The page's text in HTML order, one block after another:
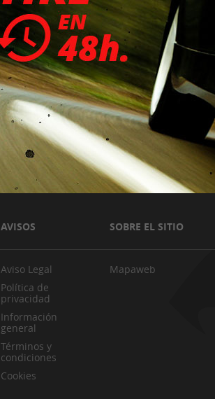
AVISOS SOBRE EL SITIO
Aviso Legal
Política de
privacidad
Información
general
Términos y
condiciones
Cookies
Mapaweb